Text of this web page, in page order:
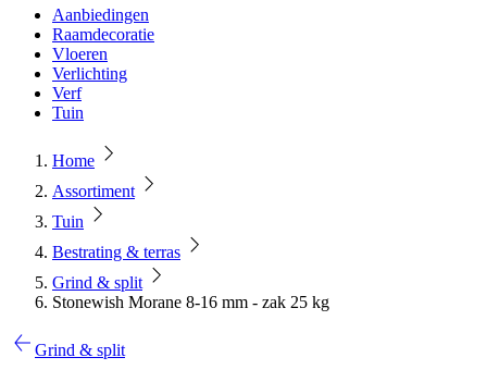
Aanbiedingen
Raamdecoratie
Vloeren
Verlichting
Verf
Tuin
Home
Assortiment
Tuin
Bestrating & terras
Grind & split
Stonewish Morane 8-16 mm - zak 25 kg
Grind & split